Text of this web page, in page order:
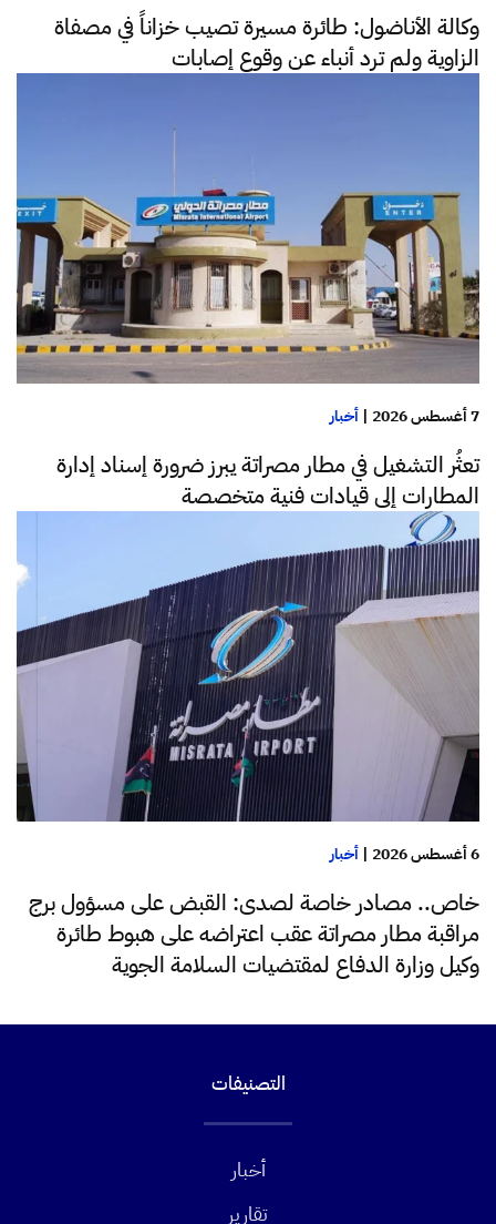
وكالة الأناضول: طائرة مسيرة تصيب خزاناً في مصفاة
الزاوية ولم ترد أنباء عن وقوع إصابات
7 أغسطس 2026 | أخبار
تعثُر التشغيل في مطار مصراتة يبرز ضرورة إسناد إدارة
المطارات إلى قيادات فنية متخصصة
6 أغسطس 2026 | أخبار
خاص.. مصادر خاصة لصدى: القبض على مسؤول برج
مراقبة مطار مصراتة عقب اعتراضه على هبوط طائرة
وكيل وزارة الدفاع لمقتضيات السلامة الجوية
التصنيفات
أخبار
تقارير